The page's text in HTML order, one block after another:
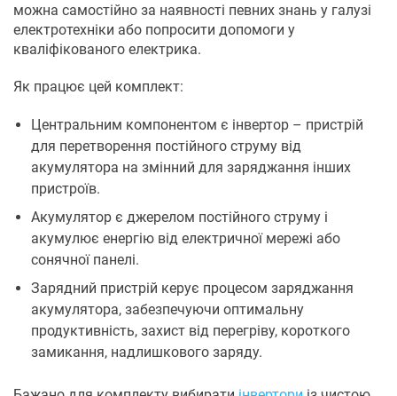
можна самостійно за наявності певних знань у галузі
електротехніки або попросити допомоги у
кваліфікованого електрика.
Як працює цей комплект:
Центральним компонентом є інвертор – пристрій
для перетворення постійного струму від
акумулятора на змінний для заряджання інших
пристроїв.
Акумулятор є джерелом постійного струму і
акумулює енергію від електричної мережі або
сонячної панелі.
Зарядний пристрій керує процесом заряджання
акумулятора, забезпечуючи оптимальну
продуктивність, захист від перегріву, короткого
замикання, надлишкового заряду.